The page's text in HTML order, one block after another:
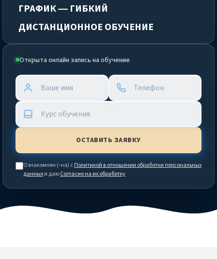
Открыта онлайн запись на обучение
Ознакомлен (-на) сПолитикой в отношении обработки персональных
данныхи даюСогласие на их обработку
ГРАФИК — ГИБКИЙ
ДИСТАНЦИОННОЕ ОБУЧЕНИЕ